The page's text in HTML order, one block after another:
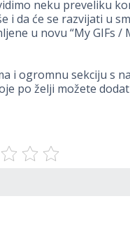
neku preveliku
i da će se razvijati u
u novu “My GIFs /
i ogromnu sekciju s
po želji možete